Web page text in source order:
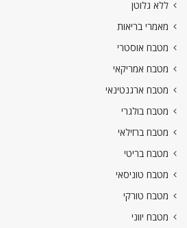
ללא גלוטן
מאמרי בריאות
מטבח אוסטרי
מטבח אמריקאי
מטבח ארגנטינאי
מטבח בולגרי
מטבח ברזילאי
מטבח בריטי
מטבח טוניסאי
מטבח טורקי
מטבח יווני